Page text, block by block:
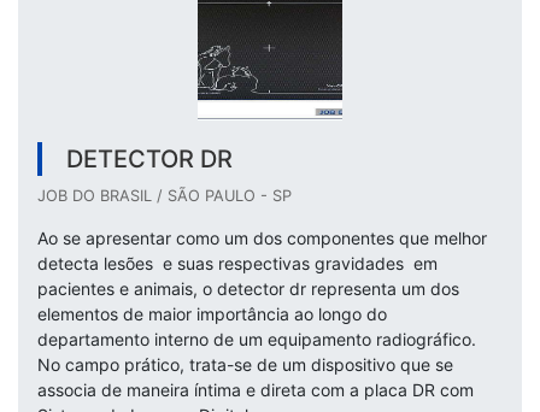
DETECTOR DR
JOB DO BRASIL / SÃO PAULO - SP
Ao se apresentar como um dos componentes que melhor
detecta lesões e suas respectivas gravidades em
pacientes e animais, o detector dr representa um dos
elementos de maior importância ao longo do
departamento interno de um equipamento radiográfico.
No campo prático, trata-se de um dispositivo que se
associa de maneira íntima e direta com a placa DR com